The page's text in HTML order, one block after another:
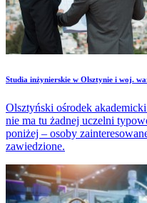
Studia inżynierskie w Olsztynie i woj.
Olsztyński ośrodek
nie ma tu żadnej uczelni
poniżej – osoby
zawiedzione.